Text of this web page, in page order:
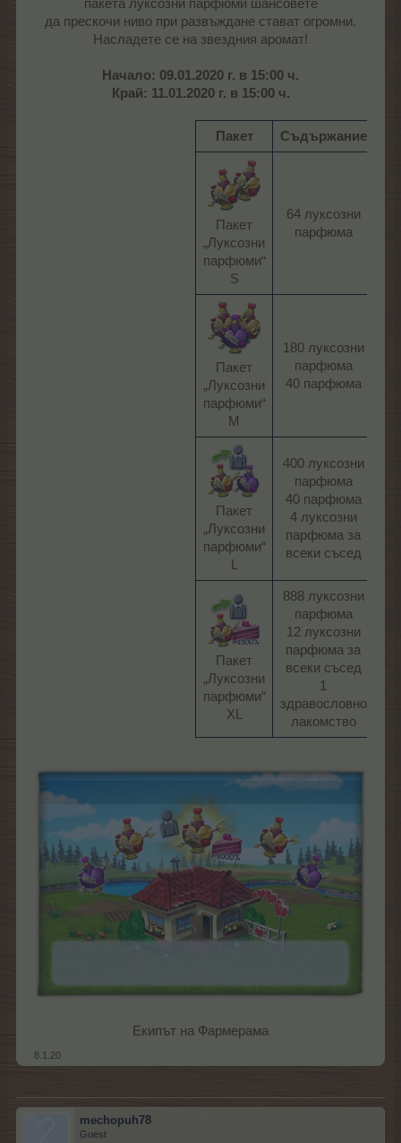
пакета луксозни парфюми шансовете
да прескочи ниво при развъждане стават огромни.
Насладете се на звездния аромат!
Начало: 09.01.2020 г. в 15:00 ч.
Край: 11.01.2020 г. в 15:00 ч.
Пакет Съдържание
Пакет
„Луксозни
парфюми“
S​
64 луксозни
парфюма​
Пакет
„Луксозни
парфюми“
M​
180 луксозни
парфюма
40 парфюма​
Пакет
„Луксозни
парфюми“
400 луксозни
парфюма
40 парфюма
4 луксозни
парфюма за
всеки съсед​
Пакет
„Луксозни
парфюми“
XL​
888 луксозни
парфюма
12 луксозни
парфюма за
всеки съсед
1
здравословно
лакомство​
Екипът на Фармерама​
8.1.20
mechopuh78
Guest